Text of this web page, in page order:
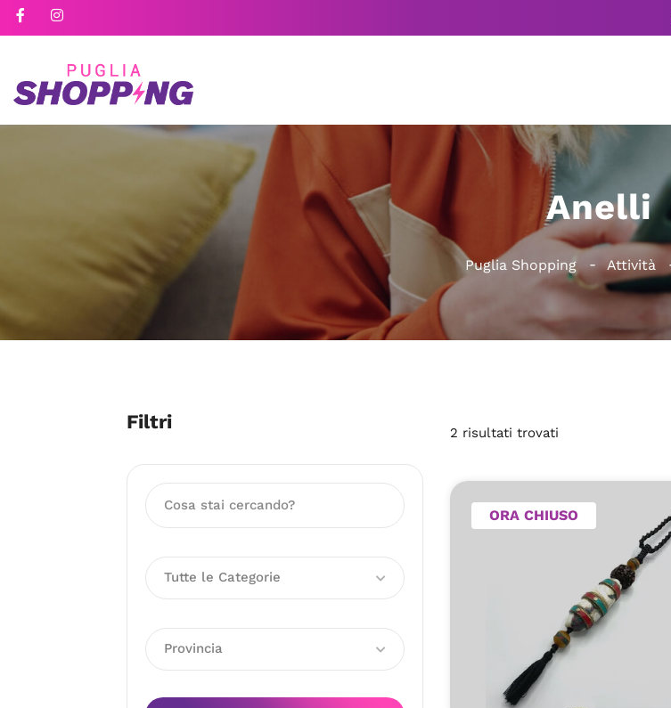
Anelli
Puglia Shopping Attività
Filtri
Tutte le Categorie
Provincia
2 risultati trovati
ORA CHIUSO